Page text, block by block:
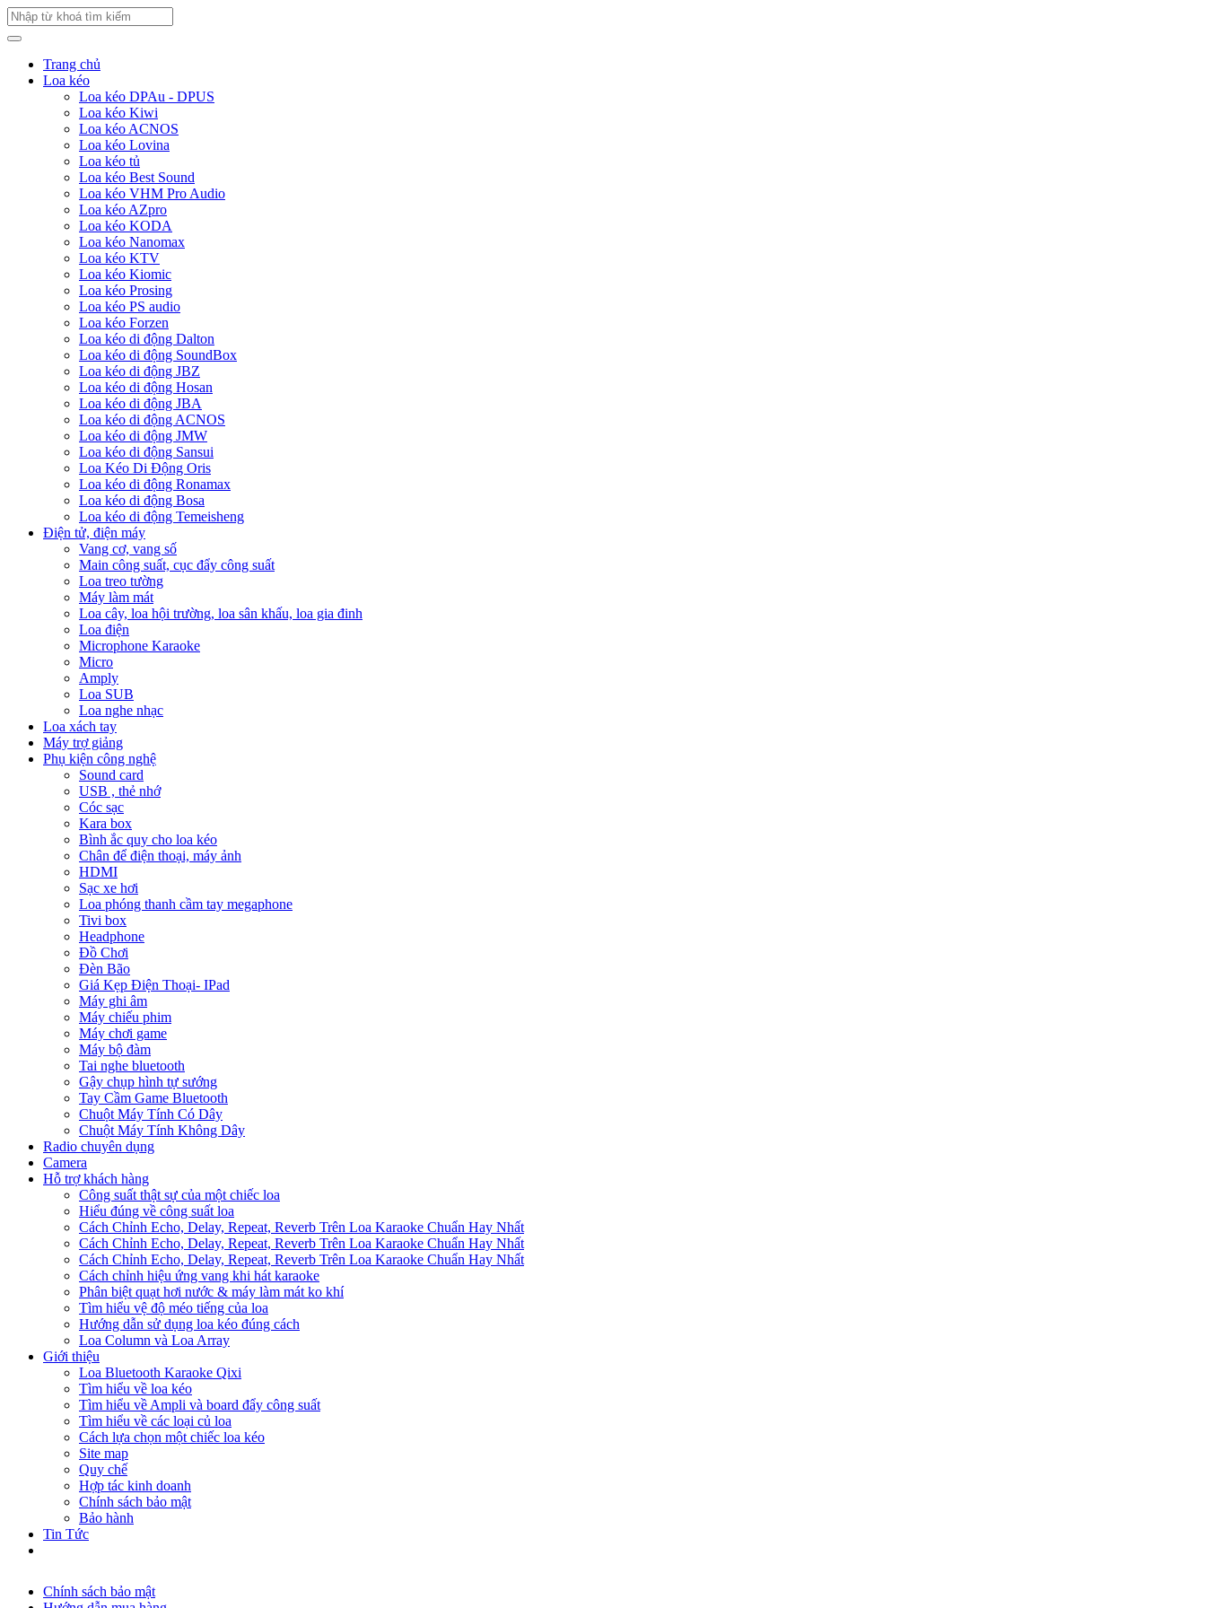
Trang chủ
Loa kéo
Loa kéo DPAu - DPUS
Loa kéo Kiwi
Loa kéo ACNOS
Loa kéo Lovina
Loa kéo tủ
Loa kéo Best Sound
Loa kéo VHM Pro Audio
Loa kéo AZpro
Loa kéo KODA
Loa kéo Nanomax
Loa kéo KTV
Loa kéo Kiomic
Loa kéo Prosing
Loa kéo PS audio
Loa kéo Forzen
Loa kéo di động Dalton
Loa kéo di động SoundBox
Loa kéo di động JBZ
Loa kéo di động Hosan
Loa kéo di động JBA
Loa kéo di động ACNOS
Loa kéo di động JMW
Loa kéo di động Sansui
Loa Kéo Di Động Oris
Loa kéo di động Ronamax
Loa kéo di động Bosa
Loa kéo di động Temeisheng
Điện tử, điện máy
Vang cơ, vang số
Main công suất, cục đẩy công suất
Loa treo tường
Máy làm mát
Loa cây, loa hội trường, loa sân khấu, loa gia đinh
Loa điện
Microphone Karaoke
Micro
Amply
Loa SUB
Loa nghe nhạc
Loa xách tay
Máy trợ giảng
Phụ kiện công nghệ
Sound card
USB , thẻ nhớ
Cóc sạc
Kara box
Bình ắc quy cho loa kéo
Chân để điện thoại, máy ảnh
HDMI
Sạc xe hơi
Loa phóng thanh cầm tay megaphone
Tivi box
Headphone
Đồ Chơi
Đèn Bão
Giá Kẹp Điện Thoại- IPad
Máy ghi âm
Máy chiếu phim
Máy chơi game
Máy bộ đàm
Tai nghe bluetooth
Gậy chụp hình tự sướng
Tay Cầm Game Bluetooth
Chuột Máy Tính Có Dây
Chuột Máy Tính Không Dây
Radio chuyên dụng
Camera
Hỗ trợ khách hàng
Công suất thật sự của một chiếc loa
Hiểu đúng về công suất loa
Cách Chỉnh Echo, Delay, Repeat, Reverb Trên Loa Karaoke Chuẩn Hay Nhất
Cách Chỉnh Echo, Delay, Repeat, Reverb Trên Loa Karaoke Chuẩn Hay Nhất
Cách Chỉnh Echo, Delay, Repeat, Reverb Trên Loa Karaoke Chuẩn Hay Nhất
Cách chỉnh hiệu ứng vang khi hát karaoke
Phân biệt quạt hơi nước & máy làm mát ko khí
Tìm hiểu vệ độ méo tiếng của loa
Hướng dẫn sử dụng loa kéo đúng cách
Loa Column và Loa Array
Giới thiệu
Loa Bluetooth Karaoke Qixi
Tìm hiểu về loa kéo
Tìm hiểu về Ampli và board đẩy công suất
Tìm hiểu về các loại củ loa
Cách lựa chọn một chiếc loa kéo
Site map
Quy chế
Hợp tác kinh doanh
Chính sách bảo mật
Bảo hành
Tin Tức
Chính sách bảo mật